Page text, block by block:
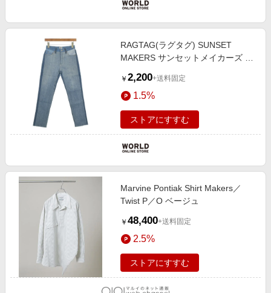
RAGTAG(ラグタグ) SUNSET
MAKERS サンセットメイカーズ レ
24(S位)
￥ 2,200+送料固定
1.5%
ストアにすすむ
Marvine Pontiak Shirt Makers／
Twist P／O ベージュ
￥ 48,400+送料固定
2.5%
ストアにすすむ